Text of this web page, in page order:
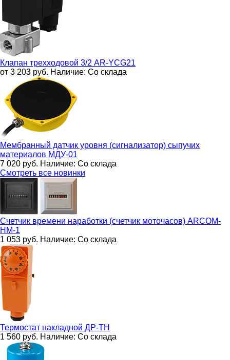
Клапан трехходовой 3/2 AR-YCG21
от 3 203 руб. Наличие: Со склада
Мембранный датчик уровня (сигнализатор) сыпучих
материалов МДУ-01
7 020 руб. Наличие: Со склада
Смотреть все новинки
Счетчик времени наработки (счетчик моточасов) ARCOM-
HM-1
1 053 руб. Наличие: Со склада
Термостат накладной ДР-ТН
1 560 руб. Наличие: Со склада